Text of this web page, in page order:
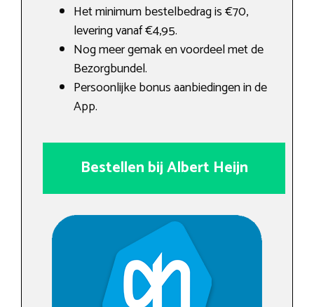
Het minimum bestelbedrag is €70,
levering vanaf €4,95.
Nog meer gemak en voordeel met de
Bezorgbundel.
Persoonlijke bonus aanbiedingen in de
App.
Bestellen bij Albert Heijn